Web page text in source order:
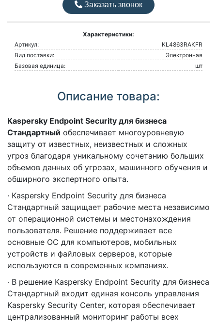
Заказать звонок
Характеристики:
Артикул:
KL4863RAKFR
Вид поставки:
Электронная
Базовая единица:
шт
Описание товара:
Kaspersky Endpoint Security для бизнеса
Стандартный обеспечивает многоуровневую
защиту от известных, неизвестных и сложных
угроз благодаря уникальному сочетанию больших
объемов данных об угрозах, машинного обучения и
обширного экспертного опыта.
· Kaspersky Endpoint Security для бизнеса
Стандартный защищает рабочие места независимо
от операционной системы и местонахождения
пользователя. Решение поддерживает все
основные ОС для компьютеров, мобильных
устройств и файловых серверов, которые
используются в современных компаниях.
· В решение Kaspersky Endpoint Security для бизнеса
Стандартный входит единая консоль управления
Kaspersky Security Center, которая обеспечивает
централизованный мониторинг работы всех